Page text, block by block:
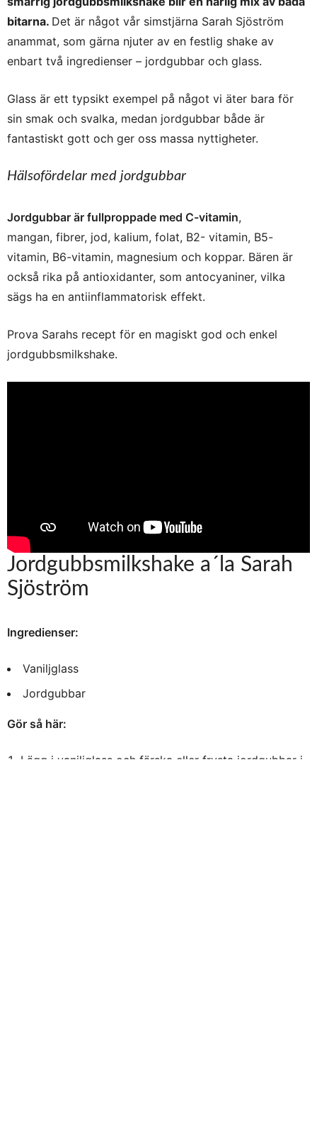
bitarna. Det är något vår simstjärna Sarah Sjöström
anammat, som gärna njuter av en festlig shake av
enbart två ingredienser – jordgubbar och glass.
Glass är ett typsikt exempel på något vi äter bara för
sin smak och svalka, medan jordgubbar både är
fantastiskt gott och ger oss massa nyttigheter.
Hälsofördelar med jordgubbar
Jordgubbar är fullproppade med C-vitamin,
mangan, fibrer, jod, kalium, folat, B2- vitamin, B5-
vitamin, B6-vitamin, magnesium och koppar. Bären är
också rika på antioxidanter, som antocyaniner, vilka
sägs ha en antiinflammatorisk effekt.
Prova Sarahs recept för en magiskt god och enkel
jordgubbsmilkshake.
Jordgubbsmilkshake a´la Sarah
Sjöström
Ingredienser:
Vaniljglass
Jordgubbar
Gör så här:
Lägg i vaniljglass och färska eller frysta jordgubbar i